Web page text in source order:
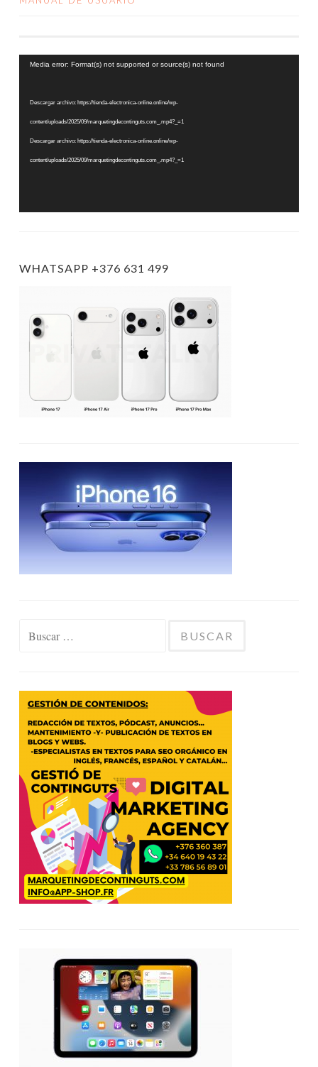
DE
Reproductor
vídeo
Media error: Format(s) not supported or source(s) not found
Descargar archivo: https://tienda-electronica-online.online/wp-
content/uploads/2025/09/marquetingdecontinguts.com_.mp4?_=1
Descargar archivo: https://tienda-electronica-online.online/wp-
content/uploads/2025/09/marquetingdecontinguts.com_.mp4?_=1
WHATSAPP +376 631 499